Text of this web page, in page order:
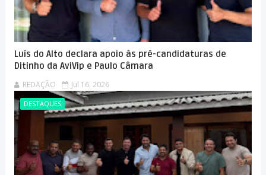
Luís do Alto declara apoio às pré-candidaturas de
Ditinho da AviVip e Paulo Câmara
REDAÇÃO Jul 16, 2026
DESTAQUES